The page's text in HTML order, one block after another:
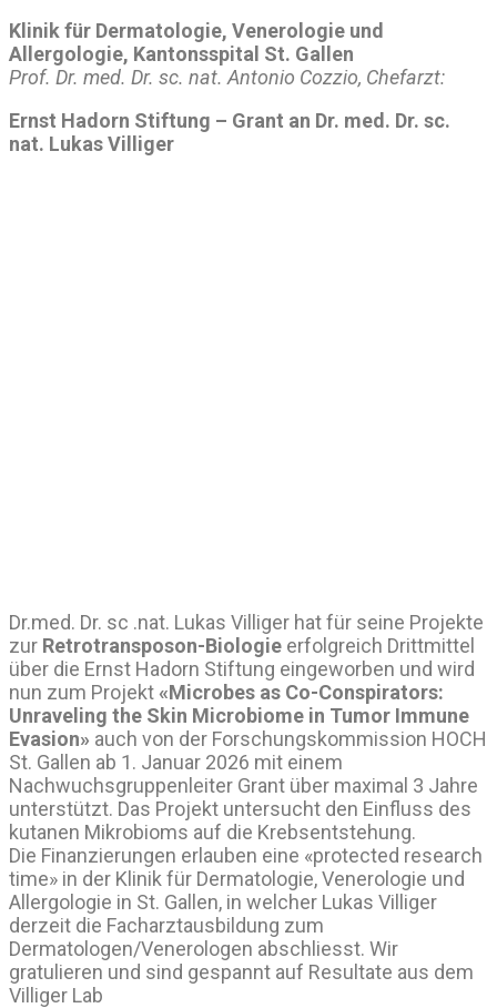
Klinik für Dermatologie, Venerologie und
Allergologie, Kantonsspital St. Gallen
Prof. Dr. med. Dr. sc. nat. Antonio Cozzio, Chefarzt:
Ernst Hadorn Stiftung – Grant an Dr. med. Dr. sc.
nat. Lukas Villiger
Dr.med. Dr. sc .nat. Lukas Villiger hat für seine Projekte
zur Retrotransposon-Biologie erfolgreich Drittmittel
über die Ernst Hadorn Stiftung eingeworben und wird
nun zum Projekt«Microbes as Co-Conspirators:
Unraveling the Skin Microbiome in Tumor Immune
Evasion» auch von der Forschungskommission HOCH
St. Gallen ab 1. Januar 2026 mit einem
Nachwuchsgruppenleiter Grant über maximal 3 Jahre
unterstützt. Das Projekt untersucht den Einfluss des
kutanen Mikrobioms auf die Krebsentstehung.
Die Finanzierungen erlauben eine «protected research
time» in der Klinik für Dermatologie, Venerologie und
Allergologie in St. Gallen, in welcher Lukas Villiger
derzeit die Facharztausbildung zum
Dermatologen/Venerologen abschliesst. Wir
gratulieren und sind gespannt auf Resultate aus dem
Villiger Lab